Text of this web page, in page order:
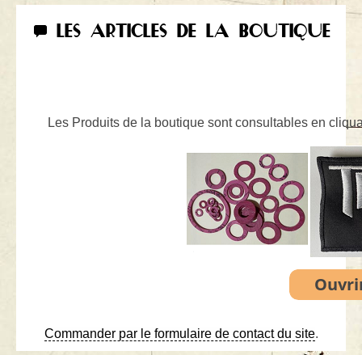
LES ARTICLES DE LA BOUTIQUE
Les Produits de la boutique sont consultables en
Commander par le formulaire de contact du site.